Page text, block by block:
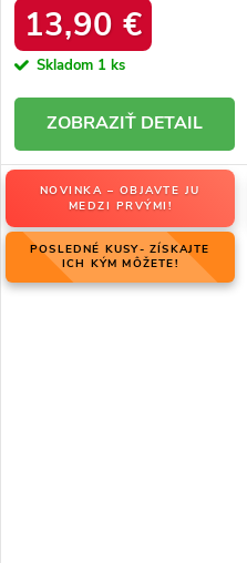
BLACK
13,90 €
Skladom 1 ks
DETAIL
NOVINKA – OBJAVTE JU
MEDZI PRVÝMI!
POSLEDNÉ KUSY- ZÍSKAJTE
ICH KÝM MÔŽETE!